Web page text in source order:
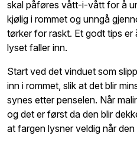
skal påføres vått-i-vått for å
kjølig i rommet og unngå
tørker for raskt. Et godt tips er
lyset faller inn.
Start ved det vinduet som
inn i rommet, slik at det blir
synes etter penselen. Når
og det er først da den blir
at fargen lysner veldig når den